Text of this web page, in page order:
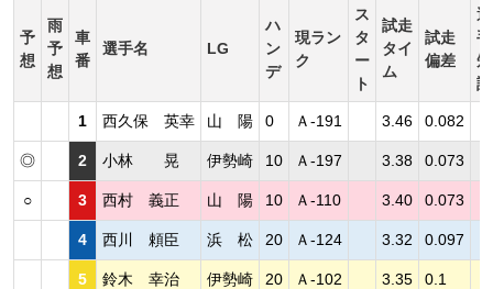
予
想
雨
予
想
車
番
選手名 LG
ハ
ン
デ
現ラン
ク
ス
タ
ー
ト
試走
タイ
ム
試走
偏差
選
手
短
評
1 西久保 英幸 山 陽 0 Ａ-191 3.46 0.082
◎ 2 小林 晃 伊勢崎 10 Ａ-197 3.38 0.073
○ 3 西村 義正 山 陽 10 Ａ-110 3.40 0.073
4 西川 頼臣 浜 松 20 Ａ-124 3.32 0.097
5 鈴木 幸治 伊勢崎 20 Ａ-102 3.35 0.1